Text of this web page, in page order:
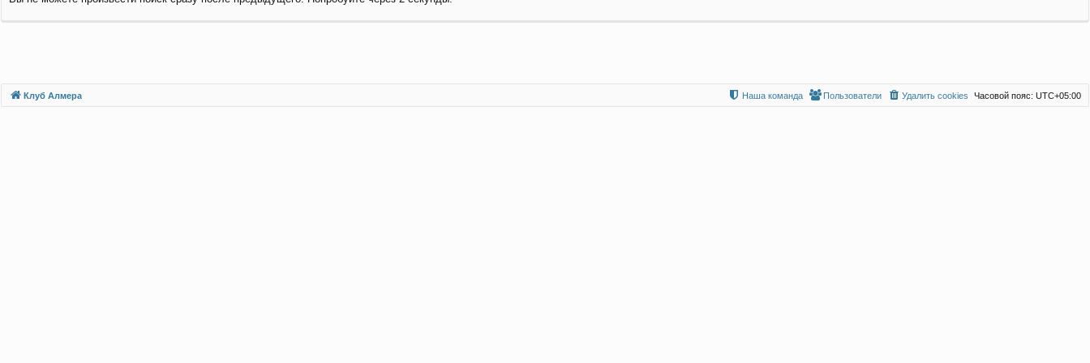
Клуб Алмера Часовой пояс: UTC+05:00
Удалить cookies
Пользователи
Наша команда